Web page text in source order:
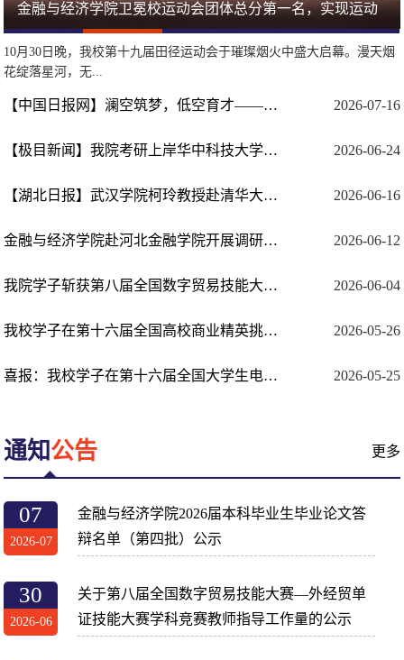
【考研故事】奖学金拿到手软！他以实力上岸985高校
金融与经济学院卫冕校运动会团体总分第一名，实现运动
会...
10月30日晚，我校第十九届田径运动会于璀璨烟火中盛大启幕。漫天烟
花绽落星河，无...
【明生说】刘赟路：跨越专科门槛，逐梦海外名校，被五
所...
她，获香港都会大学硕士研究生全额奖学金
【明生说】朱霓：教室前排举手最多的全能学霸
【中国日报网】澜空筑梦，低空育才——武汉学院“澜空筑梦团”深入翼启未来基地开... 2026-07-16
【极目新闻】我院考研上岸华中科技大学刘佳一接受媒体采访 2026-06-24
【湖北日报】武汉学院柯玲教授赴清华大学作专题讲座 深度解读“十五五”经济发展走... 2026-06-16
金融与经济学院赴河北金融学院开展调研交流 ，共探产教融合新路径 2026-06-12
我院学子斩获第八届全国数字贸易技能大赛34项国家级奖项 2026-06-04
我校学子在第十六届全国高校商业精英挑战赛国际贸易竞赛总决赛中荣获两项全国二等奖 2026-05-26
喜报：我校学子在第十六届全国大学生电子商务“创新、创意及创业”挑战赛湖北省选... 2026-05-25
通知公告 更多
07
2026-07
金融与经济学院2026届本科毕业生毕业论文答
辩名单（第四批）公示
30
2026-06
关于第八届全国数字贸易技能大赛—外经贸单
证技能大赛学科竞赛教师指导工作量的公示